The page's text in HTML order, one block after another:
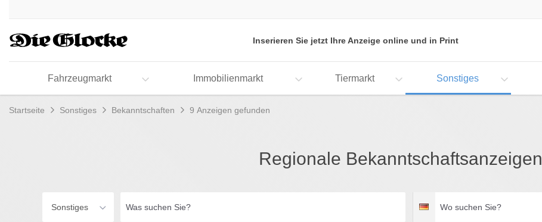
aktivieren
zur
Inserieren Sie jetzt Ihre Anzeige online und in Print
Fahrzeugmarkt Immobilienmarkt Tiermarkt Sonstiges
Startseite Sonstiges Bekanntschaften 9 Anzeigen gefunden
Regionale Bekanntschaftsanzeigen
Sonstiges
suchen
Deutschland
suchen